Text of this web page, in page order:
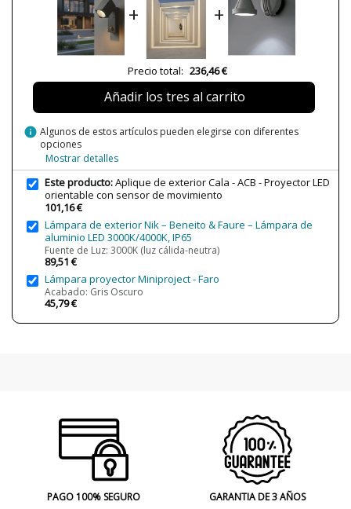
Peso Neto (KG)
0,7 kg
Plazo de Envío
Menos de 1 semana
Alimentación
LED
610 lm
Potencia en Vatios
6W
Temperatura de Color
CRI (LED)
>80
Bombilla Incluida?
Protección IP
IP54 (recomendado para exterior)
Clase I
Regulación
No regulable
Certificados
Uso
+ +
Precio total: 236,46 €
Añadir los tres al carrito
info Algunos de estos artículos pueden elegirse con diferentes
opciones
Mostrar detalles
Este producto:Aplique de exterior Cala - ACB - Proyector LED
orientable con sensor de movimiento
101,16 €
Lámpara de exterior Nik – Beneito & Faure – Lámpara de
aluminio LED 3000K/4000K, IP65
Fuente de Luz: 3000K (luz cálida-neutra)
89,51 €
Lámpara proyector Miniproject - Faro
Acabado: Gris Oscuro
45,79 €
PAGO 100% SEGURO
GARANTIA DE 3 AÑOS